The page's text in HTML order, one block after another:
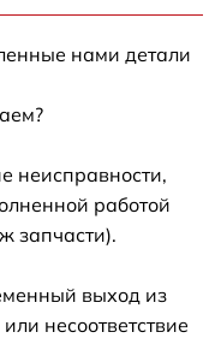
нами детали
неисправности,
работой
запчасти).
выход из
несоответствие